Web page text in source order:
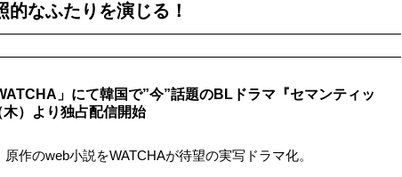
なふたりを演じる！
」にて韓国で”今”話題のBLドラマ『セマンティッ
）より独占配信開始
作のweb小説をWATCHAが待望の実写ドラマ化。